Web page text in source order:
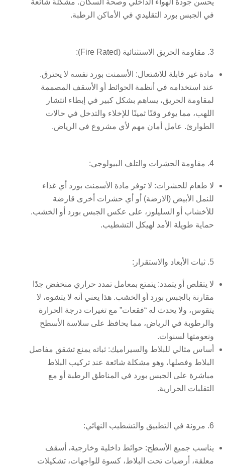
يحسن جودة الهواء الداخلي وصحة السكان. مشكلة شائعة
في الجبس بورد التقليدي في الأماكن الرطبة.
3. مقاومة الحريق الاستثنائية (Fire Rated):
مادة غير قابلة للاشتعال: الأسمنت بورد نفسه لا يحترق.
عند استخدامه في أنظمة الحوائط أو الأسقف المصممة
لمقاومة الحريق، يساهم بشكل كبير في إبطاء انتشار
اللهب، مما يوفر وقتًا ثمينًا للإخلاء والتدخل في حالات
الطوارئ. عامل أمان مهم لأي مشروع في الرياض.
4. مقاومة الحشرات والتلف البيولوجي:
لا طعام للحشرات: لا توفر مادة الأسمنت بورد أي غذاء
للنمل الأبيض (الارضة) أو أي حشرات أخرى قارضة
للأخشاب أو السليلوز، على عكس الجبس بورد أو الخشب.
حماية طويلة الأمد لهيكل التشطيب.
5. ثبات الأبعاد والاستقرار:
لا يتقلص أو يتمدد: يتمتع بمعامل تمدد حراري منخفض جدًا
مقارنة بالجبس بورد أو الخشب. هذا يعني أنه لا يتشوه، لا
يتقوس، ولا يحدث له “فقعات” مع تغيرات درجة الحرارة
والرطوبة في الرياض، مما يحافظ على سلاسة الأسطح
ونعومتها لسنوات.
أساس مثالي للبلاط والسيراميك: ثباته يمنع تشقق مفاصل
البلاط وفصلها، وهو مشكلة شائعة عند تركيب البلاط
مباشرة على الجبس بورد في المناطق الرطبة أو مع
التقلبات الحرارية.
6. مرونة في التطبيق والتشطيب النهائي:
يناسب جميع الأسطح: حوائط داخلية وخارجية، أسقف
معلقة، أرضيات تحت البلاط، كسوة للواجهات، تشكيلات